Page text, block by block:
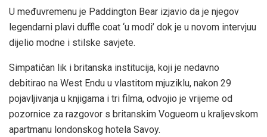
U međuvremenu je Paddington Bear izjavio da je njegov
legendarni plavi duffle coat ‘u modi’ dok je u novom intervjuu
dijelio modne i stilske savjete.
Simpatičan lik i britanska institucija, koji je nedavno
debitirao na West Endu u vlastitom mjuziklu, nakon 29
pojavljivanja u knjigama i tri filma, odvojio je vrijeme od
pozornice za razgovor s britanskim Vogueom u kraljevskom
apartmanu londonskog hotela Savoy.